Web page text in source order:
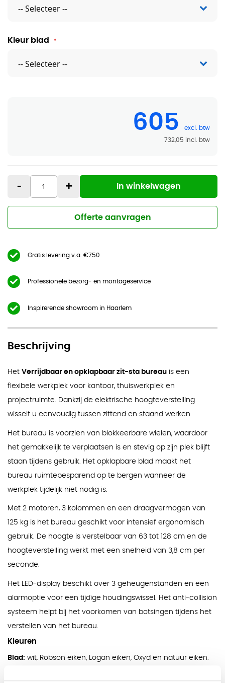
Kleur blad
605
732,05
- + In winkelwagen
Offerte aanvragen
Gratis levering v.a. €750
Professionele bezorg- en montageservice
Inspirerende showroom in Haarlem
Beschrijving
Het Verrijdbaar en opklapbaar zit-sta bureau is een
flexibele werkplek voor kantoor, thuiswerkplek en
projectruimte. Dankzij de elektrische hoogteverstelling
wisselt u eenvoudig tussen zittend en staand werken.
Het bureau is voorzien van blokkeerbare wielen, waardoor
het gemakkelijk te verplaatsen is en stevig op zijn plek blijft
staan tijdens gebruik. Het opklapbare blad maakt het
bureau ruimtebesparend op te bergen wanneer de
werkplek tijdelijk niet nodig is.
Met 2 motoren, 3 kolommen en een draagvermogen van
125 kg is het bureau geschikt voor intensief ergonomisch
gebruik. De hoogte is verstelbaar van 63 tot 128 cm en de
hoogteverstelling werkt met een snelheid van 3,8 cm per
seconde.
Het LED-display beschikt over 3 geheugenstanden en een
alarmoptie voor een tijdige houdingswissel. Het anti-collision
systeem helpt bij het voorkomen van botsingen tijdens het
verstellen van het bureau.
Kleuren
Blad: wit, Robson eiken, Logan eiken, Oxyd en natuur eiken.